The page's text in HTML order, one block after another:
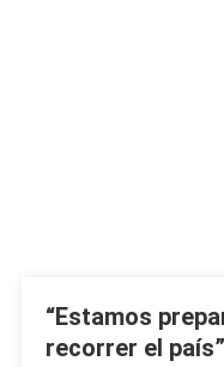
“Estamos
recorrer el